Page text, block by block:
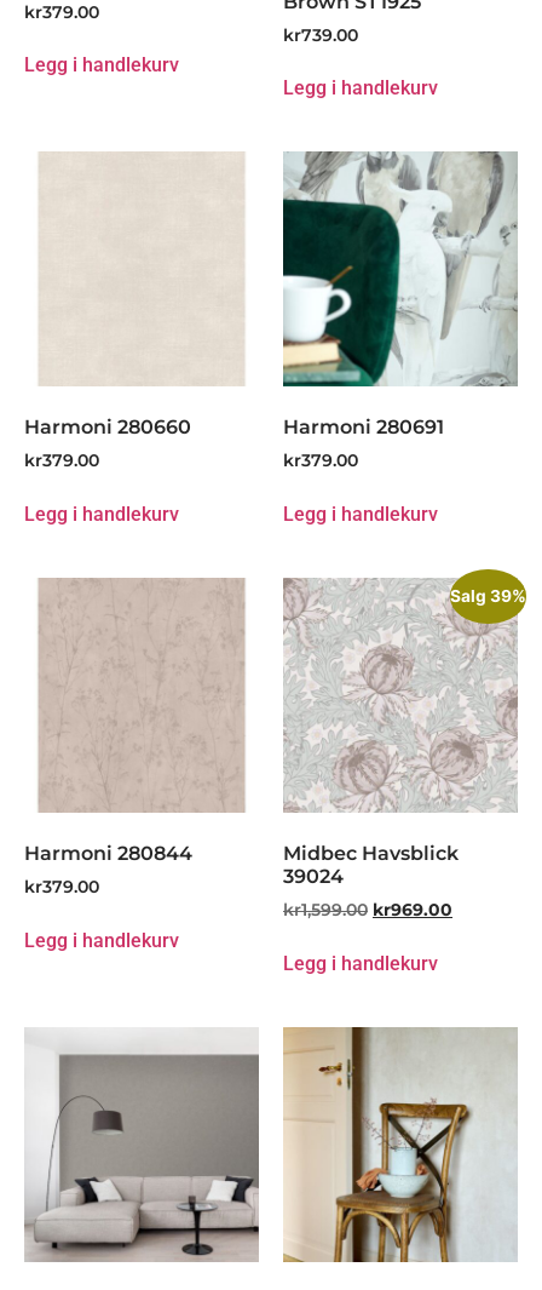
kr379.00
Legg i handlekurv
kr739.00
Legg i handlekurv
Harmoni 280660
kr379.00
Legg i handlekurv
Harmoni 280691
kr379.00
Legg i handlekurv
Harmoni 280844
kr379.00
Legg i handlekurv
Salg 39%
Midbec Havsblick
39024
kr1,599.00 kr969.00
Legg i handlekurv